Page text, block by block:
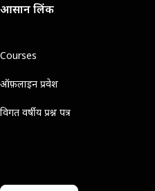
आसान लिंक
Courses
ऑफ़लाइन प्रवेश
विगत वर्षीय प्रश्न पत्र